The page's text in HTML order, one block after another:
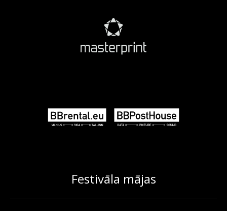
Festivāla mājas